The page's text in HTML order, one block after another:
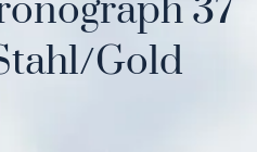
37
Gold